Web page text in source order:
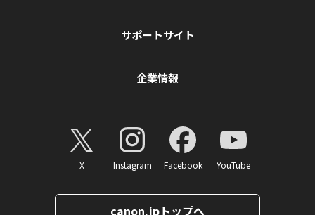
サポートサイト
企業情報
X Instagram Facebook YouTube
canon.jpトップへ